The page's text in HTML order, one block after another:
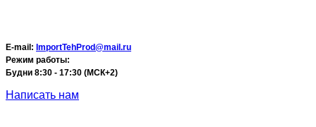
E-mail: ImportTehProd@mail.ru
Режим работы:
Будни 8:30 - 17:30 (МСК+2)
Написать нам